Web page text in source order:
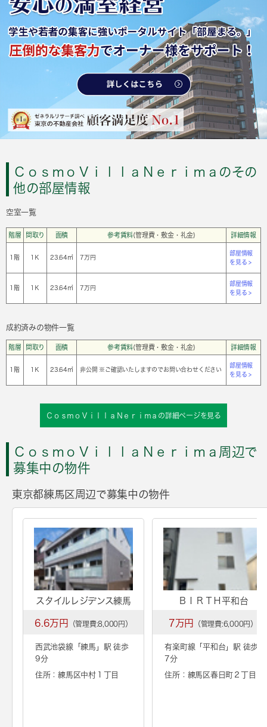
ＣｏｓｍｏＶｉｌｌａＮｅｒｉｍａのその
他の部屋情報
空室一覧
階層 間取り 面積 参考賃料(管理費・敷金・礼金) 詳細情報
1階 1Ｋ 23.64㎡ 7万円
部屋情報
を見る >
1階 1Ｋ 23.64㎡ 7万円
部屋情報
を見る >
成約済みの物件一覧
階層 間取り 面積 参考賃料(管理費・敷金・礼金) 詳細情報
1階 1Ｋ 23.64㎡ 非公開 ※ご確認いたしますのでお問い合わせください
部屋情報
を見る >
ＣｏｓｍｏＶｉｌｌａＮｅｒｉｍａの詳細ページを見る
ＣｏｓｍｏＶｉｌｌａＮｅｒｉｍａ周辺で
募集中の物件
東京都練馬区周辺で募集中の物件
スタイルレジデンス練馬
6.6万円 （管理費:8,000円）
西武池袋線「練馬 」駅 徒歩
9分
住所：練馬区中村１丁目
ＢＩＲＴＨ平和台
7万円 （管理費:6,000円）
有楽町線「平和台 」駅 徒歩
7分
住所：練馬区春日町２丁目